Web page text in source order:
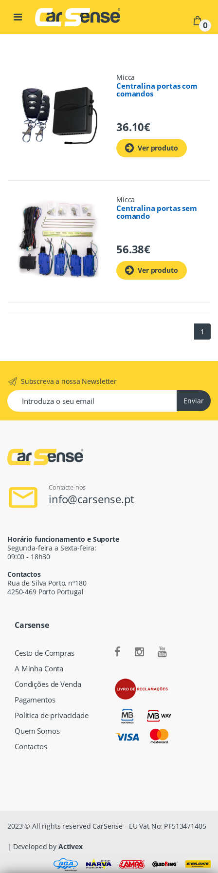
0
Micca
Centralina portas com
comandos
36.10€
Ver produto
Micca
Centralina portas sem
comando
56.38€
Ver produto
1
Subscreva a nossa Newsletter
Enviar
Contacte-nos
info@carsense.pt
Horário funcionamento e Suporte
Segunda-feira a Sexta-feira:
09:00 - 18h30
Contactos
Rua de Silva Porto, nº180
4250-469 Porto Portugal
Carsense
Cesto de Compras
A Minha Conta
Condições de Venda
Pagamentos
Política de privacidade
Quem Somos
Contactos
2023 © All rights reserved CarSense - EU Vat No: PT513471405
| Developed by Activex